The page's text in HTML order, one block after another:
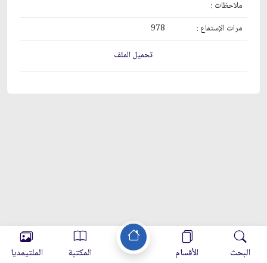
ملاحظات :
مرات الإستماع :
978
تحميل الملف
البحث الأقسام المكتبة الملتيمديا